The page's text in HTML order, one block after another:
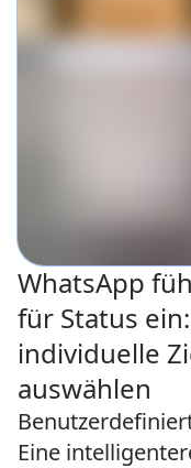
WhatsApp
für Status
individuelle
auswählen
Eine